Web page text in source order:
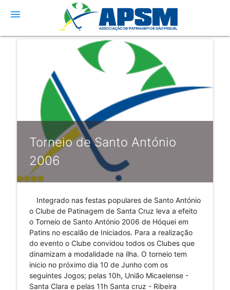
menu
Torneio de Santo António
2006
Integrado nas festas populares de Santo António
o Clube de Patinagem de Santa Cruz leva a efeito
o Torneio de Santo António 2006 de Hóquei em
Patins no escalão de Iniciados. Para a realização
do evento o Clube convidou todos os Clubes que
dinamizam a modalidade na ilha. O torneio tem
inicio no próximo dia 10 de Junho com os
seguintes Jogos; pelas 10h, União Micaelense -
Santa Clara e pelas 11h Santa cruz - Ribeira